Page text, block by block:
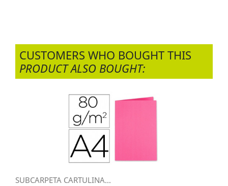
CUSTOMERS WHO BOUGHT THIS
PRODUCT ALSO BOUGHT:
SUBCARPETA CARTULINA...